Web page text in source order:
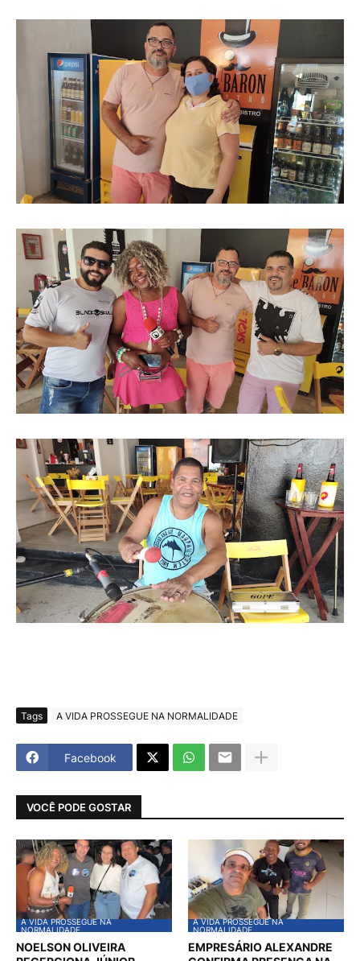
Tags A VIDA PROSSEGUE NA NORMALIDADE
Facebook
VOCÊ PODE GOSTAR
A VIDA PROSSEGUE NA
NORMALIDADE
NOELSON OLIVEIRA
A VIDA PROSSEGUE NA
NORMALIDADE
EMPRESÁRIO ALEXANDRE